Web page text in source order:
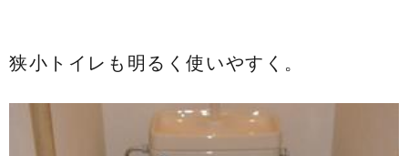
狭小トイレも明るく使いやすく。